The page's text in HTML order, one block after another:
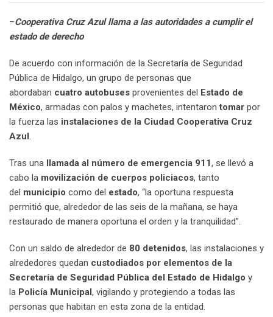
–Cooperativa Cruz Azul llama a las autoridades a cumplir el
estado de derecho
De acuerdo con información de la Secretaría de Seguridad
Pública de Hidalgo, un grupo de personas que
abordaban cuatro autobuses provenientes del Estado de
México, armadas con palos y machetes, intentarontomar por
la fuerza las instalaciones de la Ciudad Cooperativa Cruz
Azul
Tras una llamada al número de emergencia 911, se llevó a
cabo la movilización de cuerpos policiacos, tanto
del municipio como del estado, “la oportuna respuesta
permitió que, alrededor de las seis de la mañana, se haya
restaurado de manera oportuna el orden y la tranquilidad”.
Con un saldo de alrededor de 80 detenidos, las instalaciones y
alrededores quedan custodiados por elementos de la
Secretaría de Seguridad Pública del Estado de Hidalgo y
la Policía Municipal, vigilando y protegiendo a todas las
personas que habitan en esta zona de la entidad.